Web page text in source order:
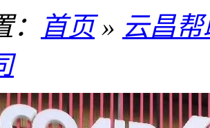
首页» 云昌